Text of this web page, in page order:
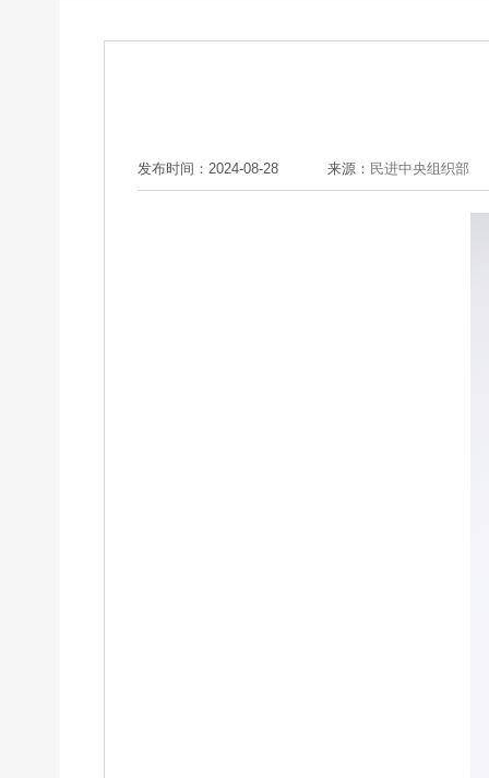
发布时间：2024-08-28 来源： 民进中央组织部